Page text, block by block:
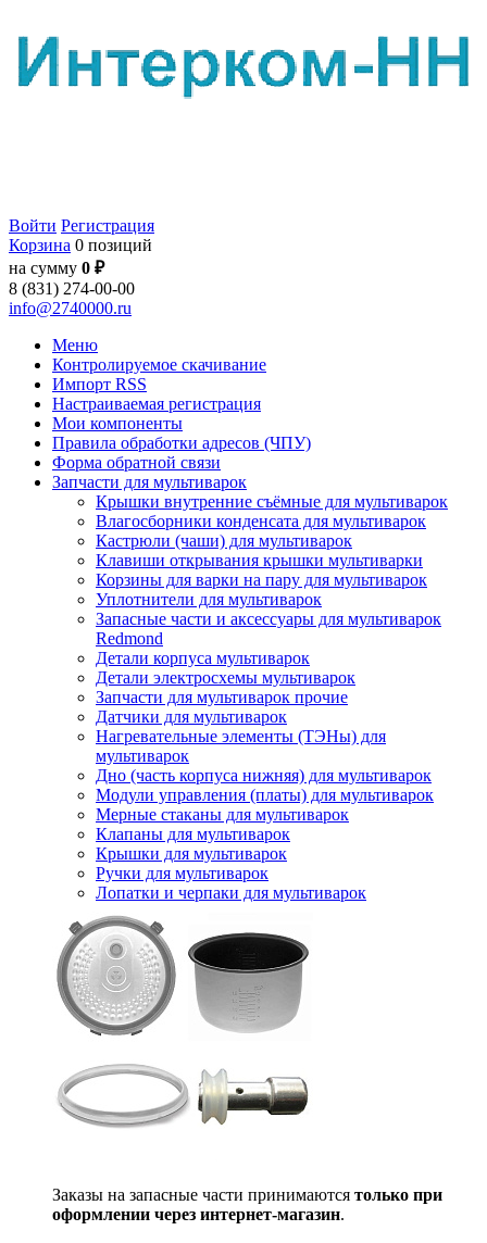
Войти Регистрация
Корзина 0 позиций
на сумму 0 ₽
8 (831) 274-00-00
info@2740000.ru
Меню
Контролируемое скачивание
Импорт RSS
Настраиваемая регистрация
Мои компоненты
Правила обработки адресов (ЧПУ)
Форма обратной связи
Запчасти для мультиварок
Крышки внутренние съёмные для мультиварок
Влагосборники конденсата для мультиварок
Кастрюли (чаши) для мультиварок
Клавиши открывания крышки мультиварки
Корзины для варки на пару для мультиварок
Уплотнители для мультиварок
Запасные части и аксессуары для мультиварок
Redmond
Детали корпуса мультиварок
Детали электросхемы мультиварок
Запчасти для мультиварок прочие
Датчики для мультиварок
Нагревательные элементы (ТЭНы) для
мультиварок
Дно (часть корпуса нижняя) для мультиварок
Модули управления (платы) для мультиварок
Мерные стаканы для мультиварок
Клапаны для мультиварок
Крышки для мультиварок
Ручки для мультиварок
Лопатки и черпаки для мультиварок
Заказы на запасные части принимаются только при
оформлении через интернет-магазин.